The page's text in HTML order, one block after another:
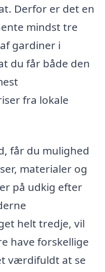
Derfor er det en
mindst tre
gardiner i
du får både den
fra lokale
får du mulighed
materialer og
på udkig efter
helt tredje, vil
have forskellige
værdifuldt at se